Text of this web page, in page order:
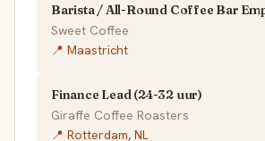
Barista / All-Round Coffee Bar
Sweet Coffee
📍 Maastricht
Finance Lead (24-32 uur)
Giraffe Coffee Roasters
📍 Rotterdam, NL